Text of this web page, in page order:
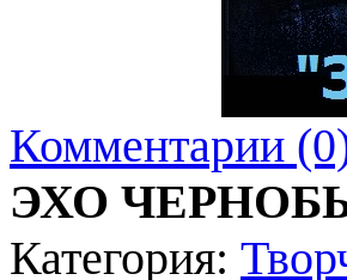
Комментарии
ЭХО
Категория: